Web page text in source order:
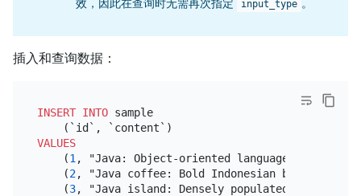
效，因此在查询时无需再次指定
input_type 。
插入和查询数据：
INSERT INTO sample
VALUES
    (
1 , "Java: Object-oriented language for
    (
2, "Java coffee: Bold Indonesian beans
    (
3, "Java island: Densely populated, home to